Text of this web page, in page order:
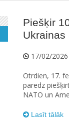
Piešķir
Ukrainas
17/02/2026
Otrdien, 17.
paredz
NATO un
Lasīt tālāk